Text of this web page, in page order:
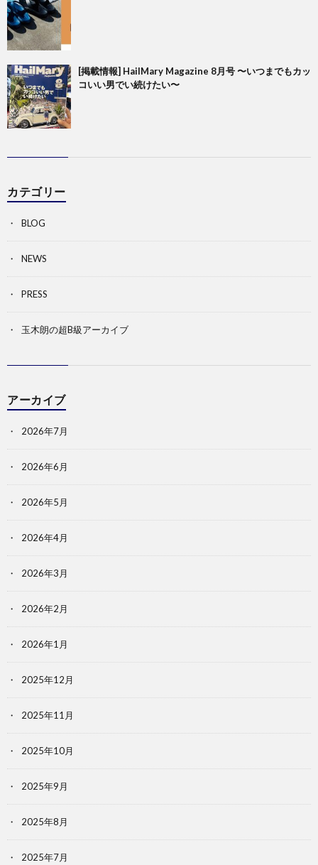
[掲載情報] HailMary Magazine 8月号 〜いつまでもカッ
コいい男でい続けたい〜
カテゴリー
BLOG
NEWS
PRESS
玉木朗の超B級アーカイブ
アーカイブ
2026年7月
2026年6月
2026年5月
2026年4月
2026年3月
2026年2月
2026年1月
2025年12月
2025年11月
2025年10月
2025年9月
2025年8月
2025年7月